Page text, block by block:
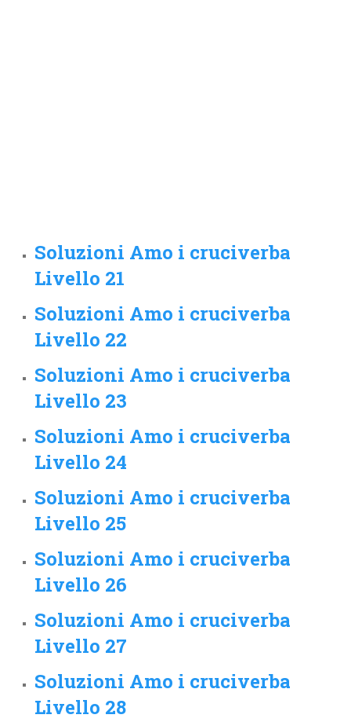
Soluzioni Amo i cruciverba
Livello 21
Soluzioni Amo i cruciverba
Livello 22
Soluzioni Amo i cruciverba
Livello 23
Soluzioni Amo i cruciverba
Livello 24
Soluzioni Amo i cruciverba
Livello 25
Soluzioni Amo i cruciverba
Livello 26
Soluzioni Amo i cruciverba
Livello 27
Soluzioni Amo i cruciverba
Livello 28